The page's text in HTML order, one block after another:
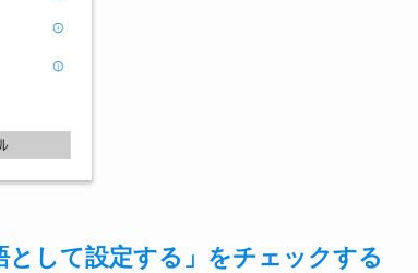
として設定する」をチェックする